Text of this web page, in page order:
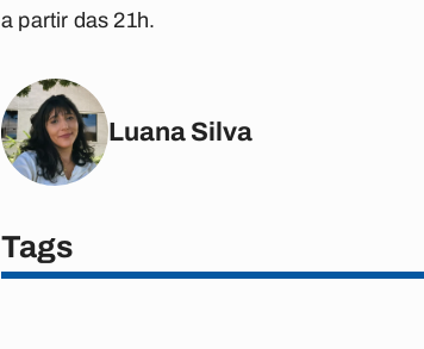
a partir das 21h.
Luana Silva
Tags